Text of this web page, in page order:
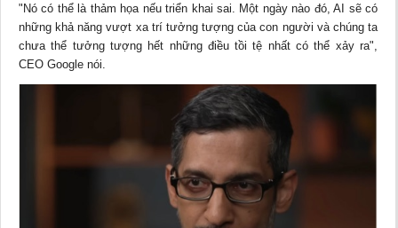
"Nó có thể là thảm họa nếu triển khai sai. Một ngày nào đó, AI sẽ có
những khả năng vượt xa trí tưởng tượng của con người và chúng ta
chưa thể tưởng tượng hết những điều tồi tệ nhất có thể xảy ra",
CEO Google nói.